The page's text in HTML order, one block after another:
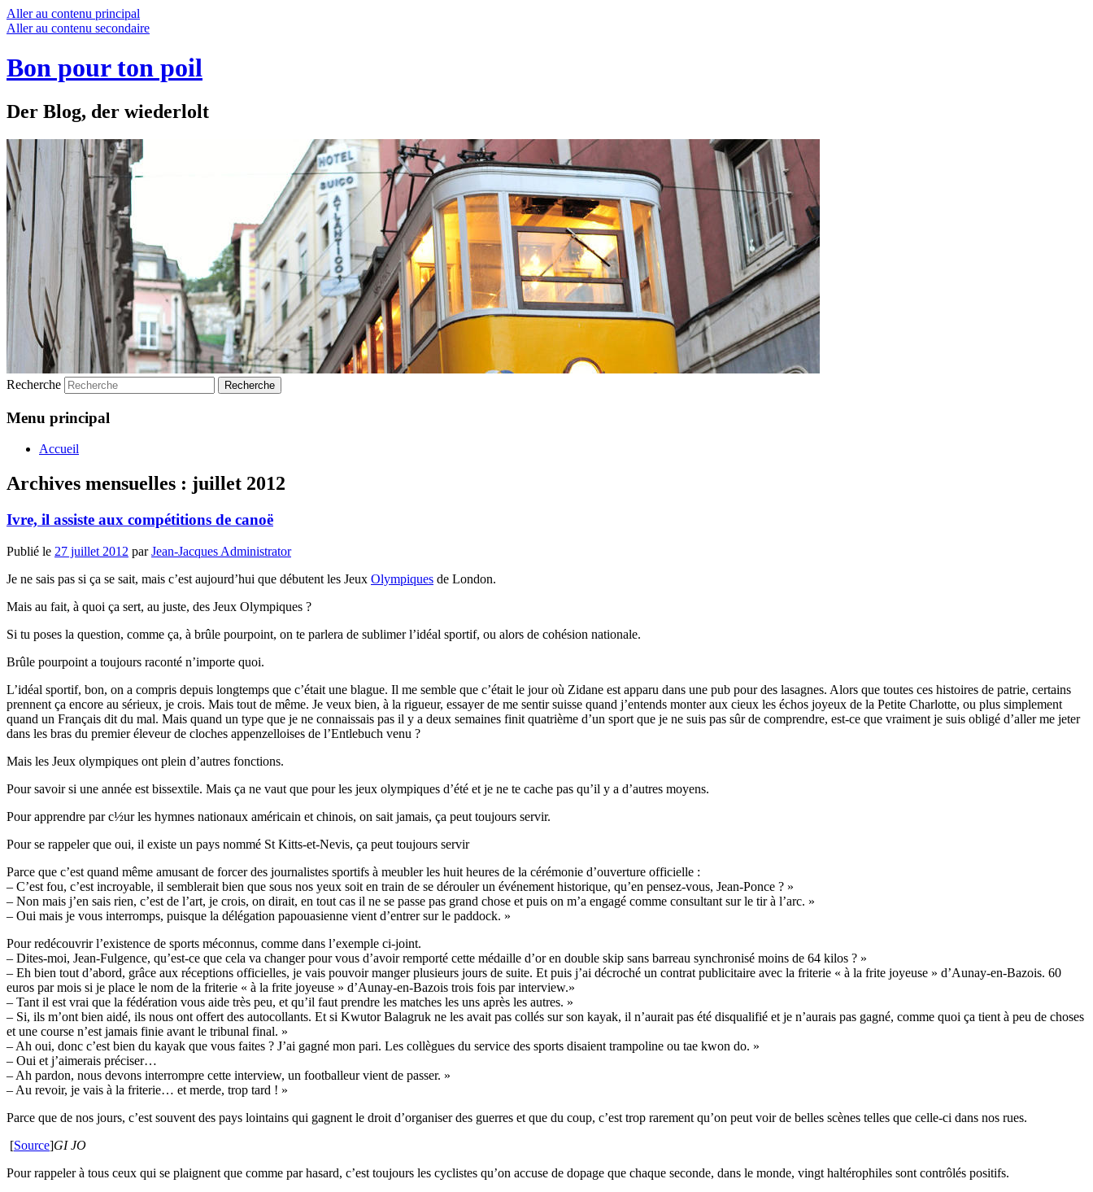
Aller au contenu principal
Aller au contenu secondaire
Bon pour ton poil
Der Blog, der wiederlolt
Recherche
Menu principal
Accueil
Archives mensuelles : juillet 2012
Ivre, il assiste aux compétitions de canoë
Publié le 27 juillet 2012 parJean-Jacques Administrator
Je ne sais pas si ça se sait, mais c’est aujourd’hui que débutent les Jeux Olympiques de London.
Mais au fait, à quoi ça sert, au juste, des Jeux Olympiques ?
Si tu poses la question, comme ça, à brûle pourpoint, on te parlera de sublimer l’idéal sportif, ou alors de cohésion nationale.
Brûle pourpoint a toujours raconté n’importe quoi.
L’idéal sportif, bon, on a compris depuis longtemps que c’était une blague. Il me semble que c’était le jour où Zidane est apparu dans une pub pour des lasagnes. Alors que toutes ces histoires de patrie, certains
prennent ça encore au sérieux, je crois. Mais tout de même. Je veux bien, à la rigueur, essayer de me sentir suisse quand j’entends monter aux cieux les échos joyeux de la Petite Charlotte, ou plus simplement
quand un Français dit du mal. Mais quand un type que je ne connaissais pas il y a deux semaines finit quatrième d’un sport que je ne suis pas sûr de comprendre, est-ce que vraiment je suis obligé d’aller me jeter
dans les bras du premier éleveur de cloches appenzelloises de l’Entlebuch venu ?
Mais les Jeux olympiques ont plein d’autres fonctions.
Pour savoir si une année est bissextile. Mais ça ne vaut que pour les jeux olympiques d’été et je ne te cache pas qu’il y a d’autres moyens.
Pour apprendre par c½ur les hymnes nationaux américain et chinois, on sait jamais, ça peut toujours servir.
Pour se rappeler que oui, il existe un pays nommé St Kitts-et-Nevis, ça peut toujours servir
Parce que c’est quand même amusant de forcer des journalistes sportifs à meubler les huit heures de la cérémonie d’ouverture officielle :
– C’est fou, c’est incroyable, il semblerait bien que sous nos yeux soit en train de se dérouler un événement historique, qu’en pensez-vous, Jean-Ponce ? »
– Non mais j’en sais rien, c’est de l’art, je crois, on dirait, en tout cas il ne se passe pas grand chose et puis on m’a engagé comme consultant sur le tir à l’arc. »
– Oui mais je vous interromps, puisque la délégation papouasienne vient d’entrer sur le paddock. »
Pour redécouvrir l’existence de sports méconnus, comme dans l’exemple ci-joint.
– Dites-moi, Jean-Fulgence, qu’est-ce que cela va changer pour vous d’avoir remporté cette médaille d’or en double skip sans barreau synchronisé moins de 64 kilos ? »
– Eh bien tout d’abord, grâce aux réceptions officielles, je vais pouvoir manger plusieurs jours de suite. Et puis j’ai décroché un contrat publicitaire avec la friterie « à la frite joyeuse » d’Aunay-en-Bazois. 60
euros par mois si je place le nom de la friterie « à la frite joyeuse » d’Aunay-en-Bazois trois fois par interview.»
– Tant il est vrai que la fédération vous aide très peu, et qu’il faut prendre les matches les uns après les autres. »
– Si, ils m’ont bien aidé, ils nous ont offert des autocollants. Et si Kwutor Balagruk ne les avait pas collés sur son kayak, il n’aurait pas été disqualifié et je n’aurais pas gagné, comme quoi ça tient à peu de choses
et une course n’est jamais finie avant le tribunal final. »
– Ah oui, donc c’est bien du kayak que vous faites ? J’ai gagné mon pari. Les collègues du service des sports disaient trampoline ou tae kwon do. »
– Oui et j’aimerais préciser…
– Ah pardon, nous devons interrompre cette interview, un footballeur vient de passer. »
– Au revoir, je vais à la friterie… et merde, trop tard ! »
Parce que de nos jours, c’est souvent des pays lointains qui gagnent le droit d’organiser des guerres et que du coup, c’est trop rarement qu’on peut voir de belles scènes telles que celle-ci dans nos rues.
[Source]GI JO
Pour rappeler à tous ceux qui se plaignent que comme par hasard, c’est toujours les cyclistes qu’on accuse de dopage que chaque seconde, dans le monde, vingt haltérophiles sont contrôlés positifs.